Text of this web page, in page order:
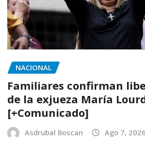
NACIONAL
Familiares confirman
de la exjueza María
[+Comunicado]
Asdrubal Boscan Ago 7, 2026